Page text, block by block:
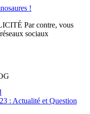
!
Par contre, vous
sociaux
: Actualité et Question